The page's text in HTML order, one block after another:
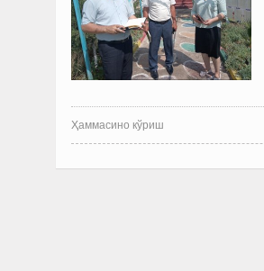
Ҳаммасино кўриш